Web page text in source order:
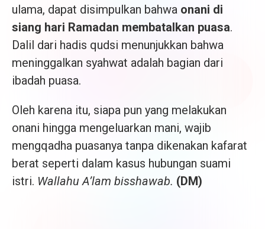
ulama, dapat disimpulkan bahwa onani di
siang hari Ramadan membatalkan puasa.
Dalil dari hadis qudsi menunjukkan bahwa
meninggalkan syahwat adalah bagian dari
ibadah puasa.
Oleh karena itu, siapa pun yang melakukan
onani hingga mengeluarkan mani, wajib
mengqadha puasanya tanpa dikenakan kafarat
berat seperti dalam kasus hubungan suami
istri. Wallahu A’lam bisshawab. (DM)